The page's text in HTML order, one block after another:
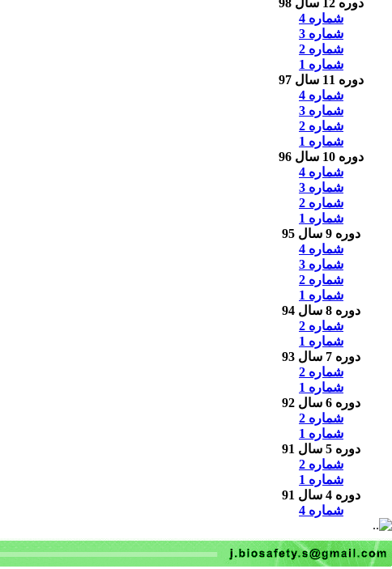
دوره 12 سال 98
شماره 4
شماره 3
شماره 2
شماره 1
دوره 11 سال 97
شماره 4
شماره 3
شماره 2
شماره 1
دوره 10 سال 96
شماره 4
شماره 3
شماره 2
شماره 1
دوره 9 سال 95
شماره 4
شماره 3
شماره 2
شماره 1
دوره 8 سال 94
شماره 2
شماره 1
دوره 7 سال 93
شماره 2
شماره 1
دوره 6 سال 92
شماره 2
شماره 1
دوره 5 سال 91
شماره 2
شماره 1
دوره 4 سال 91
شماره 4